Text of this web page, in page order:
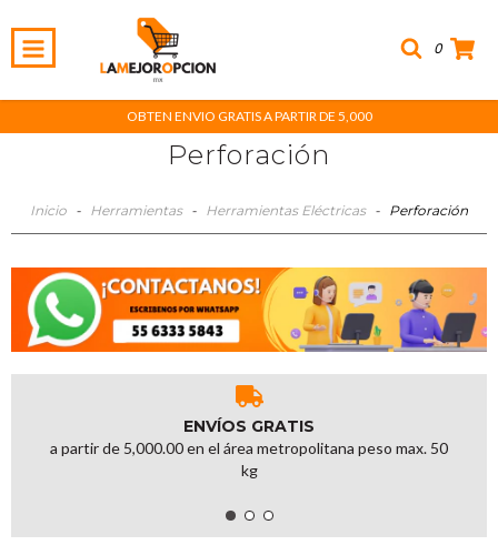
0
OBTEN ENVIO GRATIS A PARTIR DE 5,000
Perforación
Inicio - Herramientas - Herramientas Eléctricas - Perforación
ENVÍOS GRATIS
a partir de 5,000.00 en el área metropolitana peso max. 50
kg